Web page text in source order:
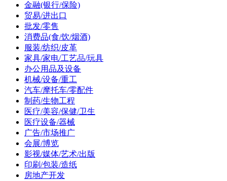
金融(银行/保险)
贸易/进出口
批发/零售
消费品(食/饮/烟酒)
服装/纺织/皮革
家具/家电/工艺品/玩具
办公用品及设备
机械/设备/重工
汽车/摩托车/零配件
制药/生物工程
医疗/美容/保健/卫生
医疗设备/器械
广告/市场推广
会展/博览
影视/媒体/艺术/出版
印刷/包装/造纸
房地产开发